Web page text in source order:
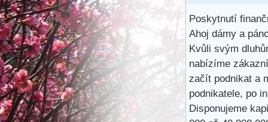
Poskytnutí
Ahoj dámy a
Kvůli svým
nabízíme
začít podnikat a
podnikatele, po
Disponujeme